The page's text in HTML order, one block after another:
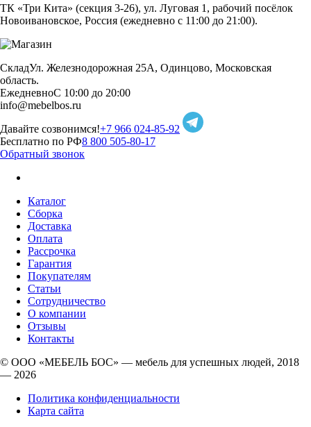
ТК «Три Кита» (секция 3-26), ул. Луговая 1, рабочий посёлок
Новоивановское, Россия (ежедневно с 11:00 до 21:00).
СкладУл. Железнодорожная 25А, Одинцово, Московская
область.
ЕжедневноС 10:00 до 20:00
info@mebelbos.ru
Давайте созвонимся!+7 966 024-85-92
Бесплатно по РФ8 800 505-80-17
Обратный звонок
Каталог
Сборка
Доставка
Оплата
Рассрочка
Гарантия
Покупателям
Статьи
Сотрудничество
О компании
Отзывы
Контакты
© ООО «МЕБЕЛЬ БОС» — мебель для успешных людей, 2018
— 2026
Политика конфиденциальности
Карта сайта